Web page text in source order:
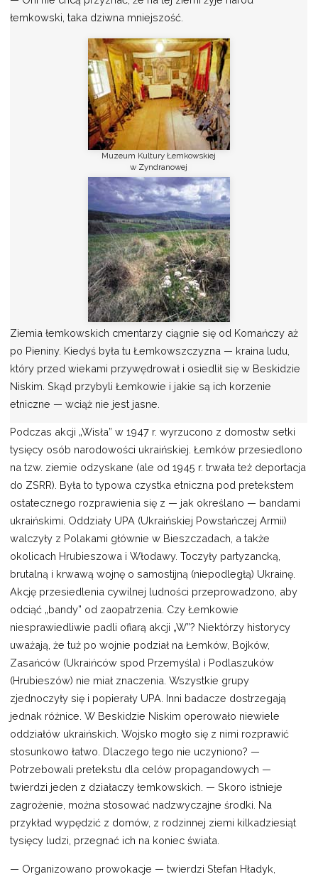
łemkowski, taka dziwna mniejszość.
Muzeum Kultury Łemkowskiej
w Zyndranowej
Ziemia łemkowskich cmentarzy ciągnie się od Komańczy aż
po Pieniny. Kiedyś była tu Łemkowszczyzna — kraina ludu,
który przed wiekami przywędrował i osiedlił się w Beskidzie
Niskim. Skąd przybyli Łemkowie i jakie są ich korzenie
etniczne — wciąż nie jest jasne.
Podczas akcji „Wisła” w 1947 r. wyrzucono z domostw setki
tysięcy osób narodowości ukraińskiej. Łemków przesiedlono
na tzw. ziemie odzyskane (ale od 1945 r. trwała też deportacja
do ZSRR). Była to typowa czystka etniczna pod pretekstem
ostatecznego rozprawienia się z — jak określano — bandami
ukraińskimi. Oddziały UPA (Ukraińskiej Powstańczej Armii)
walczyły z Polakami głównie w Bieszczadach, a także
okolicach Hrubieszowa i Włodawy. Toczyły partyzancką,
brutalną i krwawą wojnę o samostijną (niepodległą) Ukrainę.
Akcję przesiedlenia cywilnej ludności przeprowadzono, aby
odciąć „bandy” od zaopatrzenia. Czy Łemkowie
niesprawiedliwie padli ofiarą akcji „W”? Niektórzy historycy
uważają, że tuż po wojnie podział na Łemków, Bojków,
Zasańców (Ukraińców spod Przemyśla) i Podlaszuków
(Hrubieszów) nie miał znaczenia. Wszystkie grupy
zjednoczyły się i popierały UPA. Inni badacze dostrzegają
jednak różnice. W Beskidzie Niskim operowało niewiele
oddziałów ukraińskich. Wojsko mogło się z nimi rozprawić
stosunkowo łatwo. Dlaczego tego nie uczyniono? —
Potrzebowali pretekstu dla celów propagandowych —
twierdzi jeden z działaczy łemkowskich. — Skoro istnieje
zagrożenie, można stosować nadzwyczajne środki. Na
przykład wypędzić z domów, z rodzinnej ziemi kilkadziesiąt
tysięcy ludzi, przegnać ich na koniec świata.
— Organizowano prowokacje — twierdzi Stefan Hładyk,